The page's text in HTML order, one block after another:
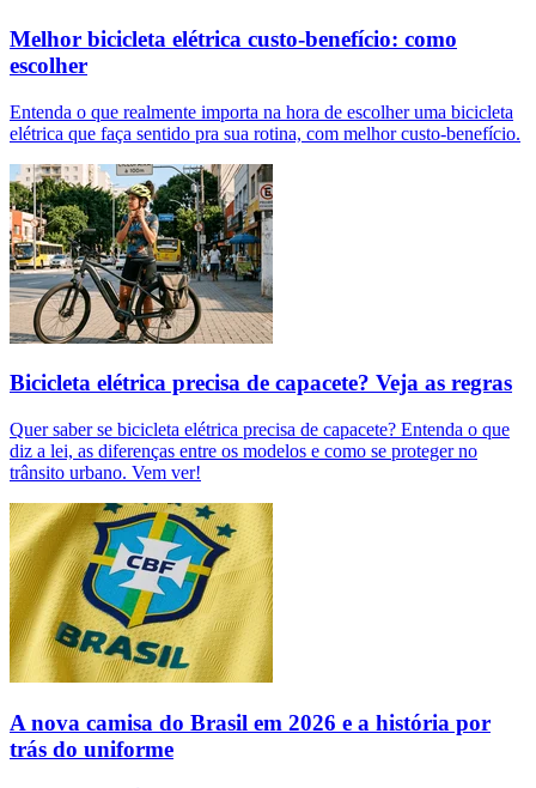
Melhor bicicleta elétrica custo-benefício: como
escolher
Entenda o que realmente importa na hora de escolher uma bicicleta
elétrica que faça sentido pra sua rotina, com melhor custo-benefício.
Bicicleta elétrica precisa de capacete? Veja as regras
Quer saber se bicicleta elétrica precisa de capacete? Entenda o que
diz a lei, as diferenças entre os modelos e como se proteger no
trânsito urbano. Vem ver!
A nova camisa do Brasil em 2026 e a história por
trás do uniforme